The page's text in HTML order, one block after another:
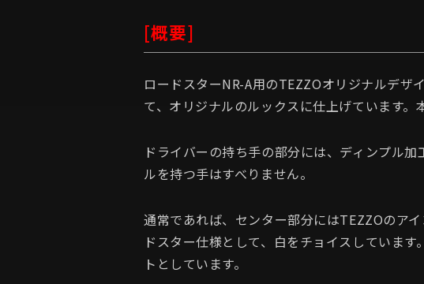
[概要]
ロードスターNR-A用のTEZZOオリジナルデザ
て、オリジナルのルックスに仕上げています。
ドライバーの持ち手の部分には、ディンプル
ルを持つ手はすべりません。
通常であれば、センター部分にはTEZZOのア
ドスター仕様として、白をチョイスしていま
トとしています。